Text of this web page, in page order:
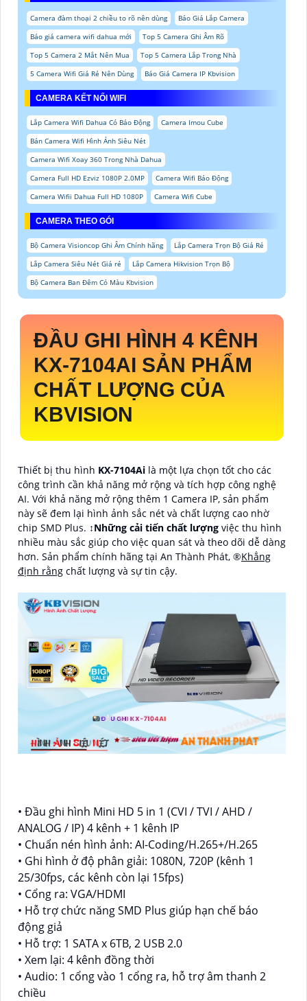
Camera đàm thoại 2 chiều to rõ nên dùng
Báo Giá Lắp Camera
Báo giá camera wifi dahua mới
Top 5 Camera Ghi Âm Rõ
Top 5 Camera 2 Mắt Nên Mua
Top 5 Camera Lắp Trong Nhà
5 Camera Wifi Giá Rẻ Nên Dùng
Báo Giá Camera IP Kbvision
CAMERA KẾT NỐI WIFI
Lắp Camera Wifi Dahua Có Báo Động
Camera Imou Cube
Bán Camera Wifi Hình Ảnh Siêu Nét
Camera Wifi Xoay 360 Trong Nhà Dahua
Camera Full HD Ezviz 1080P 2.0MP
Camera Wifi Báo Động
Camera Wifii Dahua Full HD 1080P
Camera Wifi Cube
CAMERA THEO GÓI
Bộ Camera Visioncop Ghi Âm Chính hãng
Lắp Camera Trọn Bộ Giá Rẻ
Lắp Camera Siêu Nét Giá rẻ
Lắp Camera Hikvision Trọn Bộ
Bộ Camera Ban Đêm Có Màu Kbvision
ĐẦU GHI HÌNH 4 KÊNH
KX-7104AI SẢN PHẨM
CHẤT LƯỢNG CỦA
KBVISION
Thiết bị thu hình KX-7104Ai là một lựa chọn tốt cho các
công trình cần khả năng mở rộng và tích hợp công nghệ
AI. Với khả năng mở rộng thêm 1 Camera IP, sản phẩm
này sẽ đem lại hình ảnh sắc nét và chất lượng cao nhờ
chip SMD Plus. ↕️Những cải tiến chất lượng việc thu hình
nhiều màu sắc giúp cho việc quan sát và theo dõi dễ dàng
hơn. Sản phẩm chính hãng tại An Thành Phát, ®️Khẳng
định rằng chất lượng và sự tin cậy.
• Đầu ghi hình Mini HD 5 in 1 (CVI / TVI / AHD /
ANALOG / IP) 4 kênh + 1 kênh IP
• Chuẩn nén hình ảnh: AI-Coding/H.265+/H.265
• Ghi hình ở độ phân giải: 1080N, 720P (kênh 1
25/30fps, các kênh còn lại 15fps)
• Cổng ra: VGA/HDMI
• Hỗ trợ chức năng SMD Plus giúp hạn chế báo
động giả
• Hỗ trợ: 1 SATA x 6TB, 2 USB 2.0
• Xem lại: 4 kênh đồng thời
• Audio: 1 cổng vào 1 cổng ra, hỗ trợ âm thanh 2
chiều